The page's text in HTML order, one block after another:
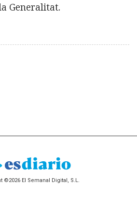
Generalitat.
©2026 El Semanal Digital, S.L.